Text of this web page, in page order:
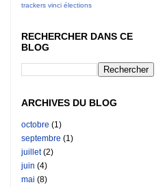
trackers vinci élections
RECHERCHER DANS CE
BLOG
ARCHIVES DU BLOG
octobre (1)
septembre (1)
juillet(2)
juin (4)
mai (8)